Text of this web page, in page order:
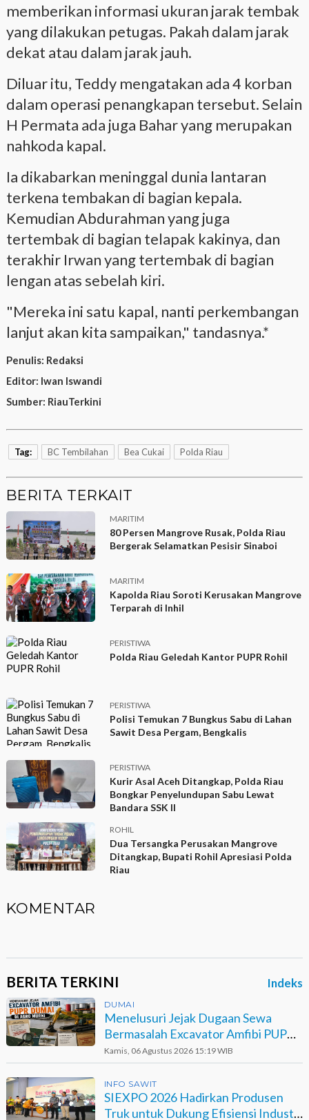
memberikan informasi ukuran jarak tembak
yang dilakukan petugas. Pakah dalam jarak
dekat atau dalam jarak jauh.
Diluar itu, Teddy mengatakan ada 4 korban
dalam operasi penangkapan tersebut. Selain
H Permata ada juga Bahar yang merupakan
nahkoda kapal.
Ia dikabarkan meninggal dunia lantaran
terkena tembakan di bagian kepala.
Kemudian Abdurahman yang juga
tertembak di bagian telapak kakinya, dan
terakhir Irwan yang tertembak di bagian
lengan atas sebelah kiri.
"Mereka ini satu kapal, nanti perkembangan
lanjut akan kita sampaikan," tandasnya.*
Penulis: Redaksi
Editor: Iwan Iswandi
Sumber: RiauTerkini
Tag: BC Tembilahan Bea Cukai Polda Riau
BERITA TERKAIT
MARITIM
80 Persen Mangrove Rusak, Polda Riau
Bergerak Selamatkan Pesisir Sinaboi
MARITIM
Kapolda Riau Soroti Kerusakan Mangrove
Terparah di Inhil
PERISTIWA
Polda Riau Geledah Kantor PUPR Rohil
PERISTIWA
Polisi Temukan 7 Bungkus Sabu di Lahan
Sawit Desa Pergam, Bengkalis
PERISTIWA
Kurir Asal Aceh Ditangkap, Polda Riau
Bongkar Penyelundupan Sabu Lewat
Bandara SSK II
ROHIL
Dua Tersangka Perusakan Mangrove
Ditangkap, Bupati Rohil Apresiasi Polda
Riau
KOMENTAR
BERITA TERKINI Indeks
DUMAI
Menelusuri Jejak Dugaan Sewa
Bermasalah Excavator Amfibi PUPR
Dumai di Agro Murni
Kamis, 06 Agustus 2026 15:19 WIB
INFO SAWIT
SIEXPO 2026 Hadirkan Produsen
Truk untuk Dukung Efisiensi Industri